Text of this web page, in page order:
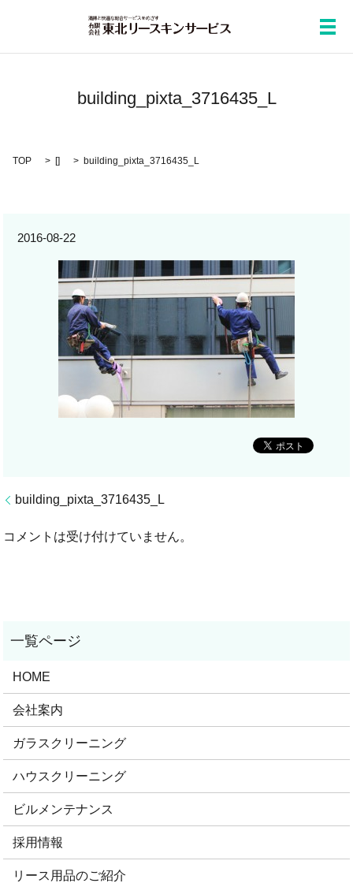
メ
building_pixta_3716435_L
TOP [] building_pixta_3716435_L
2016-08-22
building_pixta_3716435_L
コメントは受け付けていません。
HOME
会社案内
ガラスクリーニング
ハウスクリーニング
ビルメンテナンス
採用情報
リース用品のご紹介